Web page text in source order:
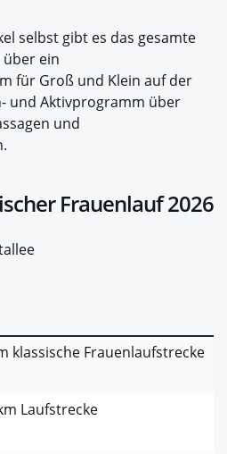
selbst gibt es das gesamte
ein
für Groß und Klein auf der
und Aktivprogramm über
und
Frauenlauf 2026
klassische Frauenlaufstrecke
Laufstrecke